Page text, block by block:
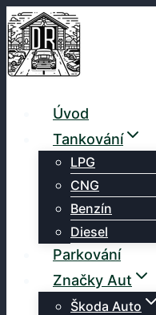
Přeskočit
na
obsah
Úvod
Tankování
LPG
CNG
Benzín
Diesel
Parkování
Značky Aut
Škoda Auto